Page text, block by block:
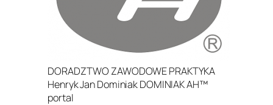
DORADZTWO ZAWODOWE PRAKTYKA
Henryk Jan Dominiak DOMINIAK AH™
portal